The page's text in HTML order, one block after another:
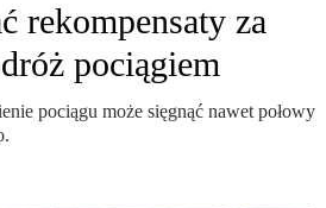
rekompensaty za
pociągiem
pociągu może sięgnąć nawet połowy